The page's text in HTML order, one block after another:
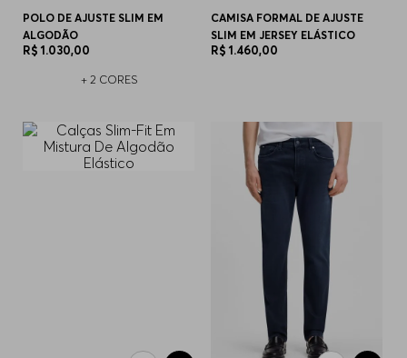
POLO DE AJUSTE SLIM EM
ALGODÃO
R$ 1.030,00
+ 2 CORES
CAMISA FORMAL DE AJUSTE
SLIM EM JERSEY ELÁSTICO
R$ 1.460,00